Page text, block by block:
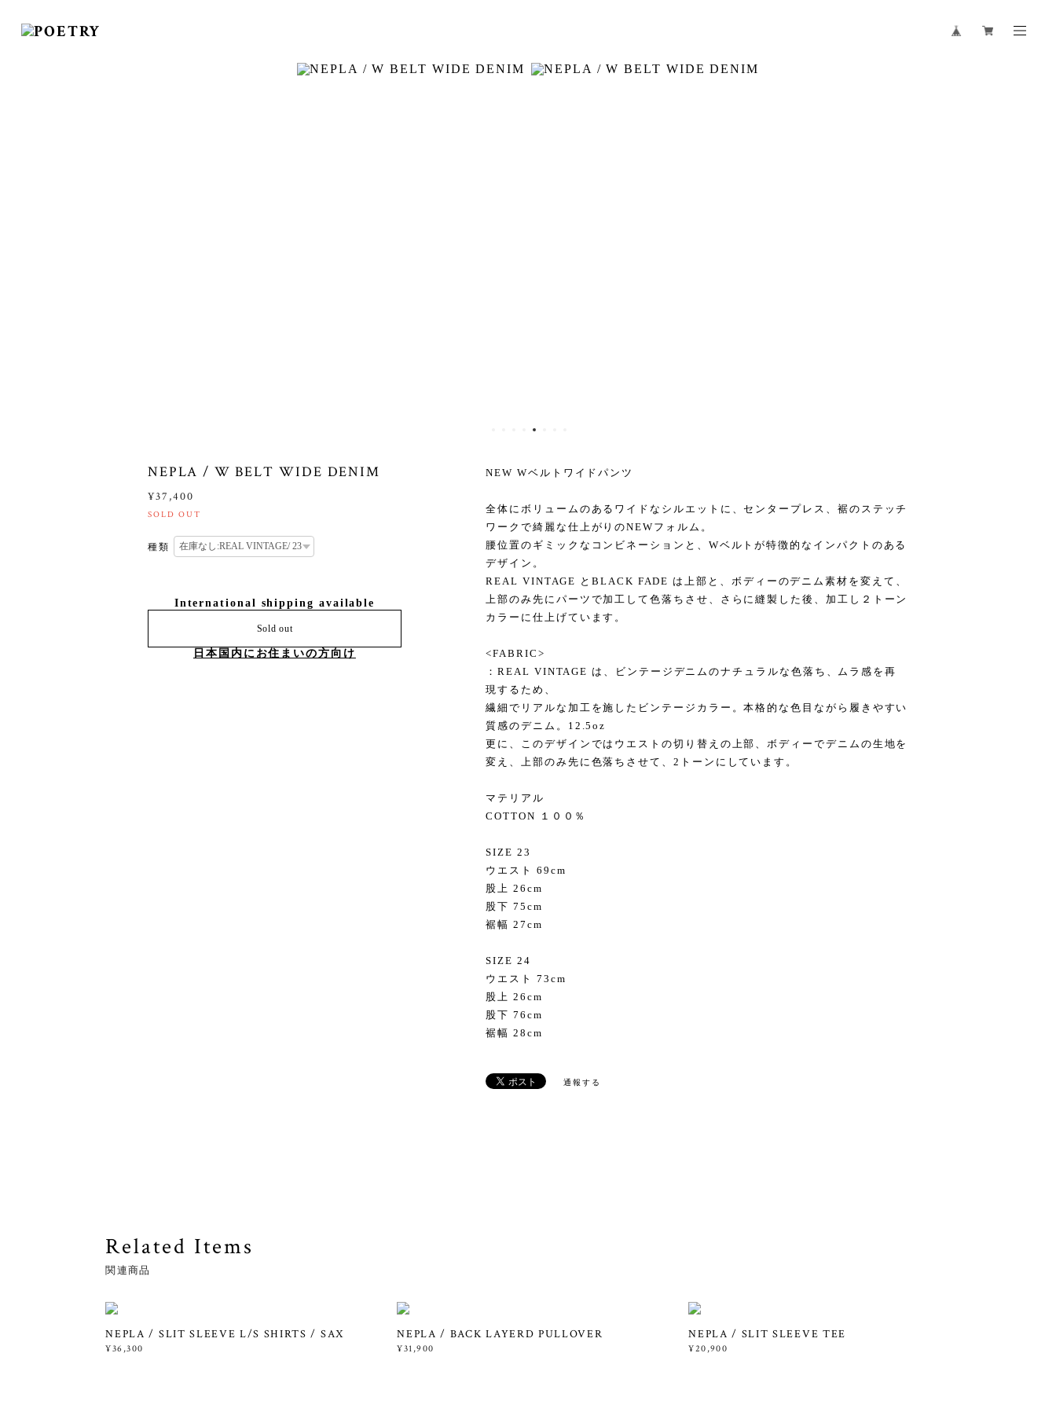
NEPLA / W BELT WIDE DENIM
¥37,400
SOLD OUT
種類
International shipping available
Sold out
日本国内にお住まいの方向け
NEW Wベルトワイドパンツ
全体にボリュームのあるワイドなシルエットに、センタープレス、裾のステッチ
ワークで綺麗な仕上がりのNEWフォルム。
腰位置のギミックなコンビネーションと、Wベルトが特徴的なインパクトのある
デザイン。
REAL VINTAGE とBLACK FADE は上部と、ボディーのデニム素材を変えて、
上部のみ先にパーツで加工して色落ちさせ、さらに縫製した後、加工し２トーン
カラーに仕上げています。
<FABRIC>
：REAL VINTAGE は、ビンテージデニムのナチュラルな色落ち、ムラ感を再
現するため、
繊細でリアルな加工を施したビンテージカラー。本格的な色目ながら履きやすい
質感のデニム。12.5oz
更に、このデザインではウエストの切り替えの上部、ボディーでデニムの生地を
変え、上部のみ先に色落ちさせて、2トーンにしています。
マテリアル
COTTON １００％
SIZE 23
ウエスト 69cm
股上 26cm
股下 75cm
裾幅 27cm
SIZE 24
ウエスト 73cm
股上 26cm
股下 76cm
裾幅 28cm
通報する
Related Items
関連商品
NEPLA / SLIT SLEEVE L/S SHIRTS / SAX
¥36,300
NEPLA / BACK LAYERD PULLOVER
¥31,900
NEPLA / SLIT SLEEVE TEE
¥20,900